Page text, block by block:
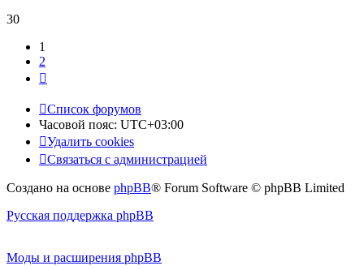
30
1
2
Список форумов
Часовой пояс: UTC+03:00
Удалить cookies
Связаться с администрацией
Создано на основе phpBB® Forum Software © phpBB Limited
Русская поддержка phpBB
Моды и расширения phpBB